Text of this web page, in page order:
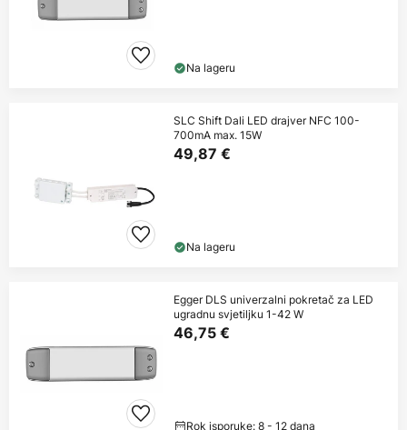
Na lageru
SLC Shift Dali LED drajver NFC 100-
700mA max. 15W
49,87 €
Na lageru
Egger DLS univerzalni pokretač za LED
ugradnu svjetiljku 1-42 W
46,75 €
Rok isporuke: 8 - 12 dana